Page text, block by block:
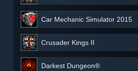
Car Mechanic Simulator 2015
Crusader Kings II
Darkest Dungeon®